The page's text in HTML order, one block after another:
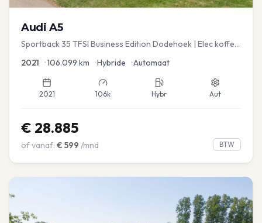
Audi A5
Sportback 35 TFSI Business Edition Dodehoek | Elec koffer
2021 •106.099 km •Hybride •Automaat
2021 106k Hybr Aut
€ 28.885
of vanaf: € 599 /mnd BTW